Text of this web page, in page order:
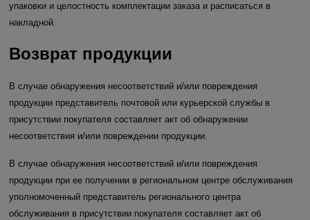
упаковки и целостность комплектации заказа и расписаться в
накладной.
Возврат продукции
В случае обнаружения несоответствий и/или повреждения
продукции представитель почтовой или курьерской службы в
присутствии покупателя составляет акт об обнаружении
несоответствия и/или повреждении продукции.
В случае обнаружения несоответствий и/или повреждения
продукции при ее получении в региональном центре обслуживания
уполномоченный представитель регионального центра
обслуживания в присутствии покупателя составляет акт об